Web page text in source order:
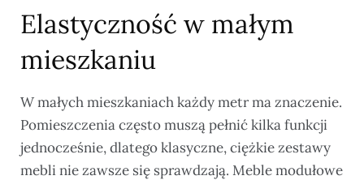
Elastyczność w małym
mieszkaniu
W małych mieszkaniach każdy metr ma znaczenie.
Pomieszczenia często muszą pełnić kilka funkcji
jednocześnie, dlatego klasyczne, ciężkie zestawy
mebli nie zawsze się sprawdzają. Meble modułowe